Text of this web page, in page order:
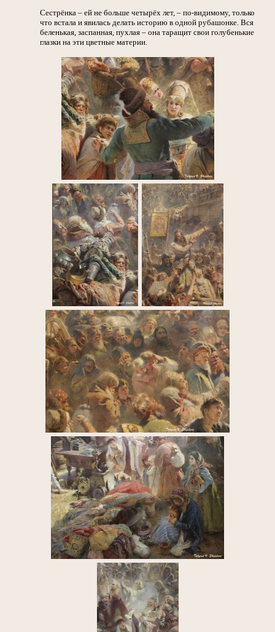
Сестрёнка – ей не больше четырёх лет, – по-видимому, только
что встала и явилась делать историю в одной рубашонке. Вся
беленькая, заспанная, пухлая – она таращит свои голубенькие
глазки на эти цветные материи.